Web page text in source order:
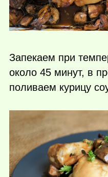
Запекаем при
около 45 минут, в
поливаем курицу